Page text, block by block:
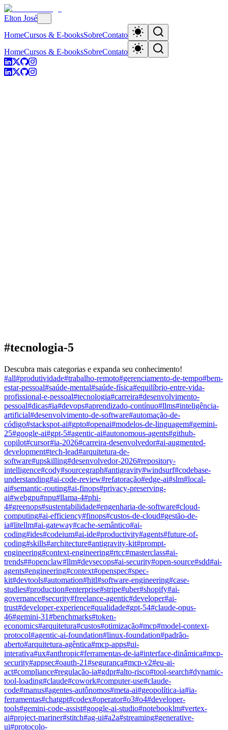
Elton José
HomeCursos & E-booksSobreContato
HomeCursos & E-booksSobreContato
#tecnologia-5
Descubra mais categorias e expanda seu conhecimento!
#all#produtividade#trabalho-remoto#gerenciamento-de-tempo#bem-
estar-pessoal#saúde-mental#saúde-física#equilíbrio-entre-vida-
profissional-e-pessoal#tecnologia#carreira#desenvolvimento-
pessoal#dicas#ia#devops#aprendizado-contínuo#llms#inteligência-
artificial#desenvolvimento-de-software#automação-de-
código#stackspot-ai#gpto#openai#modelos-de-linguagem#gemini-
25#google-ai#gpt-5#agentic-ai#autonomous-agents#github-
copilot#cursor#ia-2026#carreira-desenvolvedor#ai-augmented-
development#tech-lead#arquitetura-de-
software#upskilling#desenvolvedor-2026#repository-
intelligence#cody#sourcegraph#antigravity#windsurf#codebase-
understanding#ai-code-review#refatoração#edge-ai#slm#local-
ai#semantic-routing#ai-finops#privacy-preserving-
ai#webgpu#npu#llama-4#phi-
4#greenops#sustentabilidade#engenharia-de-software#cloud-
computing#ai-efficiency#finops#custos-de-cloud#gestão-de-
ia#litellm#ai-gateway#cache-semântico#ai-
coding#ides#codeium#ai-ide#productivity#agents#future-of-
coding#skills#architecture#antigravity-kit#prompt-
engineering#context-engineering#rtcc#masterclass#ai-
trends##openclaw#llm#devsecops#ai-security#open-source#sdd#ai-
agents#engineering#context#openspec#spec-
kit#devtools#automation#hitl#software-engineering#case-
studies#production#enterprise#stripe#uber#shopify#ai-
governance#security#freelance-agentic#developer#ai-
trust#developer-experience#qualidade#gpt-54#claude-opus-
46#gemini-31#benchmarks#token-
economics#arquitetura#custos#otimização#mcp#model-context-
protocol#agentic-ai-foundation#linux-foundation#padrão-
aberto#arquitetura-agêntica#mcp-apps#ui-
interativa#ux#anthropic#ferramentas-de-ia#interface-dinâmica#mcp-
security#appsec#oauth-21#segurança#mcp-v2#eu-ai-
act#compliance#regulação-ia#gdpr#alto-risco#tool-search#dynamic-
tool-loading#claude#cowork#computer-use#claude-
code#manus#agentes-autônomos#meta-ai#geopolítica-ia#ia-
ferramentas#chatgpt#codex#operator#o3#o4#developer-
tools#gemini-code-assist#google-ai-studio#notebooklm#vertex-
ai#project-mariner#stitch#ag-ui#a2a#streaming#generative-
ui#protocolo-